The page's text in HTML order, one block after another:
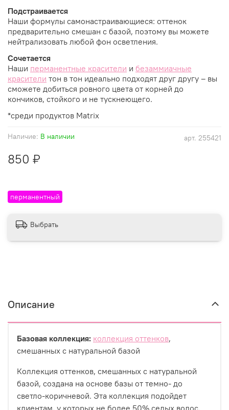
арт. 255421
Наличие: В наличии
перманентный
850 ₽
Подстраивается
Наши формулы самонастраивающиеся: оттенок
предварительно смешан с базой, поэтому вы можете
нейтрализовать любой фон осветления.
Сочетается
Наши перманентные красители и безаммиачные
красители тон в тон идеально подходят друг другу – вы
сможете добиться ровного цвета от корней до
кончиков, стойкого и не тускнеющего.
*среди продуктов Matrix
Выбрать
Описание
Базовая коллекция: коллекция оттенков,
смешанных с натуральной базой
Коллекция оттенков, смешанных с натуральной
базой, создана на основе базы от темно- до
светло-коричневой. Эта коллекция подойдет
клиентам, у которых не более 50% седых волос.